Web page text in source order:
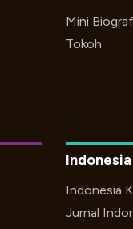
Mini
Tokoh
Indonesia
Jurnal